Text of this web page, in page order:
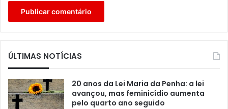
ÚLTIMAS NOTÍCIAS
20 anos da Lei Maria da Penha: a lei
avançou, mas feminicídio aumenta
pelo quarto ano seguido